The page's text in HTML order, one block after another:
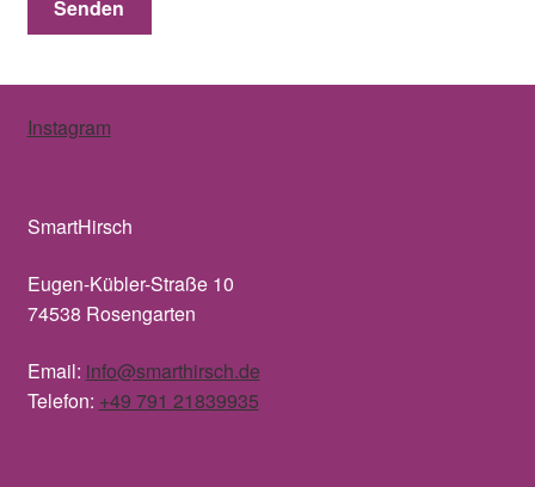
Instagram
SmartHirsch
Eugen-Kübler-Straße 10
74538 Rosengarten
Email: info@smarthirsch.de
Telefon: +49 791 21839935